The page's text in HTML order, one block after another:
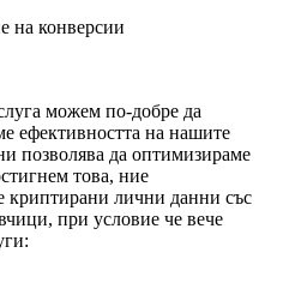
на конверсии
можем по-добре да
ефективността на нашите
позволява да оптимизираме
това, ние
криптирани лични данни със
при условие че вече